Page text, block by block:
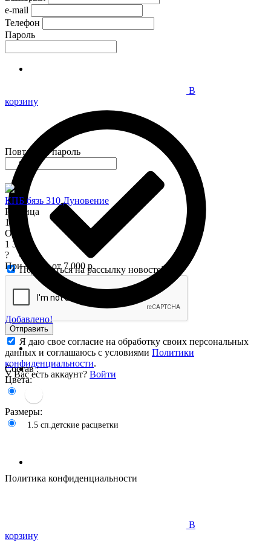
В
корзину
Добавлено!
Состав :
Цвета:
Размеры:
1.5 сп.детские расцветки
В
корзину
КПБ бязь 310 Дуновение
Розница
1 575
Опт
1 345
?
При заказе от 7 000 р.
e-mail
Телефон
Пароль
Повторите пароль
Подписаться на рассылку новостей
Отправить
Я даю свое согласие на обработку своих персональных
данных и соглашаюсь с условиями Политики
конфиденциальности.
У Вас есть аккаунт? Войти
Политика конфиденциальности